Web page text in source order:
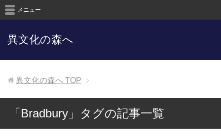
異文化の森へ
メニュー
異文化の森へ TOP
「Bradbury」タグの記事一覧